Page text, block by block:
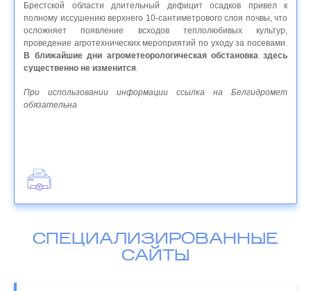
Брестской области длительный дефицит осадков привел к
полному иссушению верхнего 10-сантиметрового слоя почвы, что
осложняет появление всходов теплолюбивых культур,
проведение агротехнических мероприятий по уходу за посевами.
В ближайшие дни агрометеорологическая обстановка здесь
существенно не изменится.
При использовании информации ссылка на Белгидромет
обязательна
СПЕЦИАЛИЗИРОВАННЫЕ
САЙТЫ